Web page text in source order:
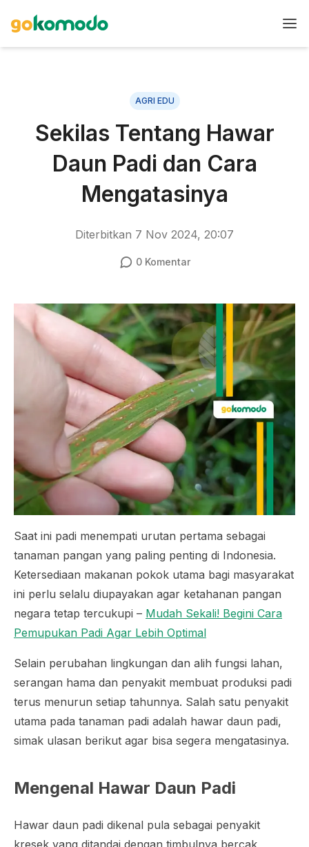
AGRI EDU
Sekilas Tentang Hawar
Daun Padi dan Cara
Mengatasinya
Diterbitkan 7 Nov 2024, 20:07
0Komentar
Saat ini padi menempati urutan pertama sebagai
tanaman pangan yang paling penting di Indonesia.
Ketersediaan makanan pokok utama bagi masyarakat
ini perlu selalu diupayakan agar ketahanan pangan
negara tetap tercukupi – Mudah Sekali! Begini Cara
Pemupukan Padi Agar Lebih Optimal
Selain perubahan lingkungan dan alih fungsi lahan,
serangan hama dan penyakit membuat produksi padi
terus menurun setiap tahunnya. Salah satu penyakit
utama pada tanaman padi adalah hawar daun padi,
simak ulasan berikut agar bisa segera mengatasinya.
Mengenal Hawar Daun Padi
Hawar daun padi dikenal pula sebagai penyakit
kresek yang ditandai dengan timbulnya bercak